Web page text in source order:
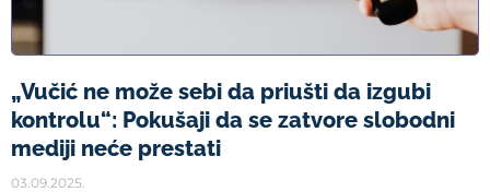
„Vučić ne može sebi da priušti da izgubi
kontrolu“: Pokušaji da se zatvore slobodni
mediji neće prestati
03.09.2025.